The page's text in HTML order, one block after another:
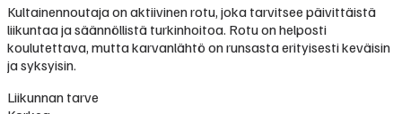
Kultainennoutaja on aktiivinen rotu, joka tarvitsee päivittäistä
liikuntaa ja säännöllistä turkinhoitoa. Rotu on helposti
koulutettava, mutta karvanlähtö on runsasta erityisesti keväisin
ja syksyisin.
Liikunnan tarve